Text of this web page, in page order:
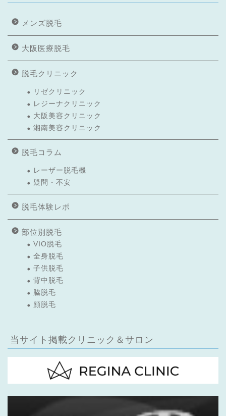
メンズ脱毛
大阪医療脱毛
脱毛クリニック
リゼクリニック
レジーナクリニック
大阪美容クリニック
湘南美容クリニック
脱毛コラム
レーザー脱毛機
疑問・不安
脱毛体験レポ
部位別脱毛
VIO脱毛
全身脱毛
子供脱毛
背中脱毛
脇脱毛
顔脱毛
当サイト掲載クリニック＆サロン